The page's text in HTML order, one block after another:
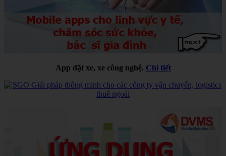
App đặt xe, xe công nghệ. Chi tiết